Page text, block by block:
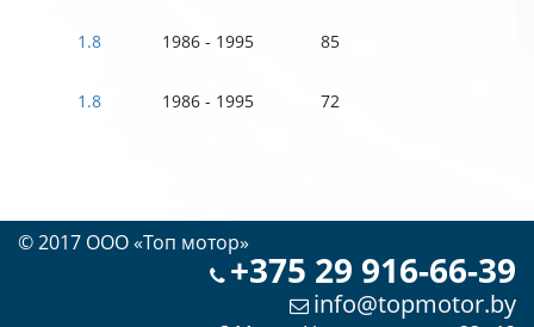
1.8 1986 - 1995 85
1.8 1986 - 1995 72
© 2017 OOO «Топ мотор»
+375 29 916-66-39
info@topmotor.by